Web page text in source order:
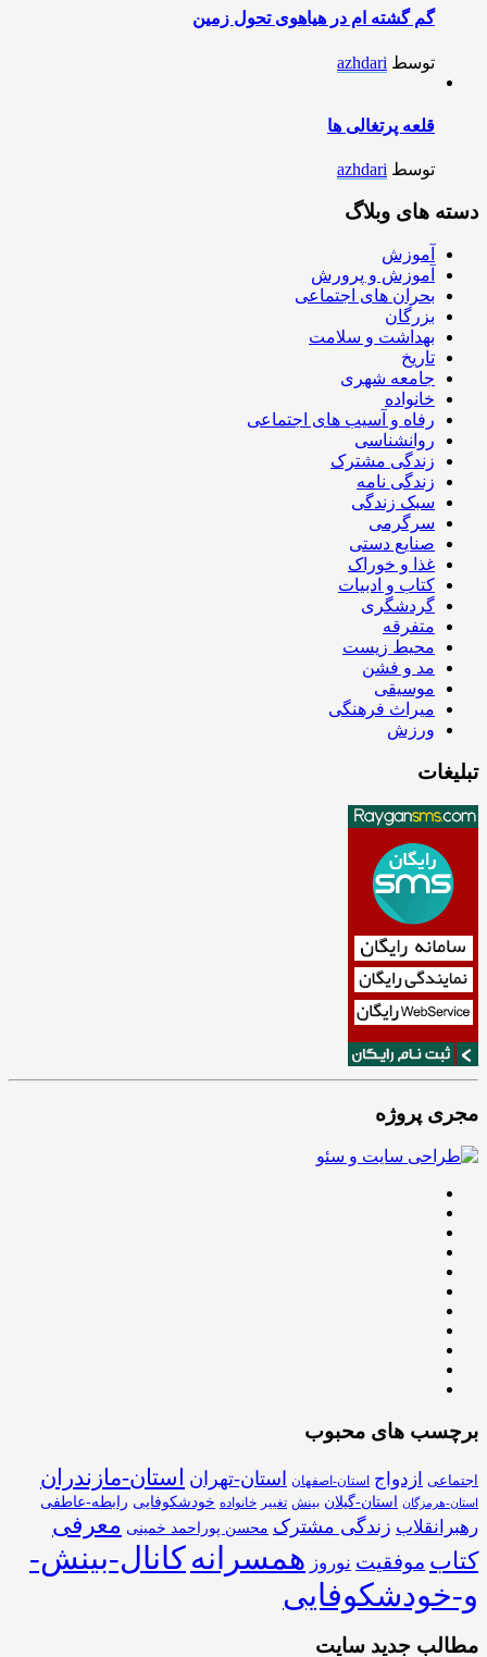
گم گشته ام در هیاهوی تحول زمین
توسط azhdari
قلعه پرتغالی ها
توسط azhdari
دسته های وبلاگ
آموزش
آموزش و پرورش
بحران های اجتماعی
بزرگان
بهداشت و سلامت
تاریخ
جامعه شهری
خانواده
رفاه و آسیب های اجتماعی
روانشناسی
زندگی مشترک
زندگی نامه
سبک زندگی
سرگرمی
صنایع دستی
غذا و خوراک
کتاب و ادبیات
گردشگری
متفرقه
محیط زیست
مد و فشن
موسیقی
میراث فرهنگی
ورزش
تبلیغات
مجری پروژه
برچسب های محبوب
اجتماعی ازدواج استان-اصفهان استان-تهران استان-مازندران
استان-هرمزگان استان-گیلان بینش تغییر خانواده خودشکوفایی رابطه-عاطفی
رهبرانقلاب زندگی مشترک محسن پوراحمد خمینی معرفی
کتاب موفقیت نوروز همسرانهکانال-بینش-
و-خودشکوفایی
مطالب جدید سایت